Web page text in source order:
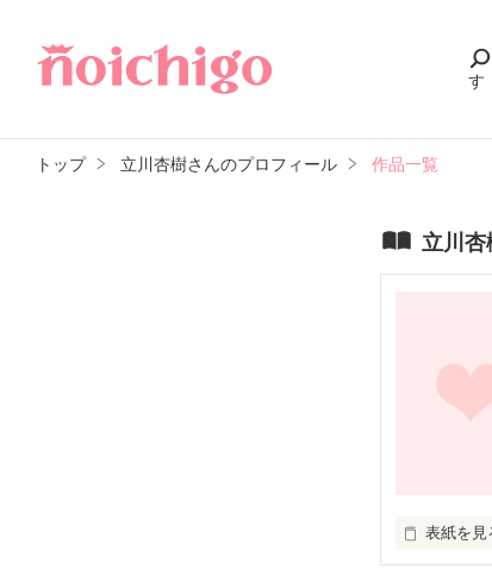
す
トップ 立川杏樹さんのプロフィール 作品一覧
立川
表紙を見